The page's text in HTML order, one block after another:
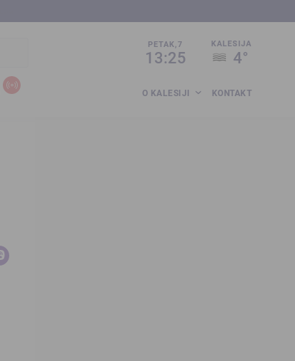
PETAK,7
13:25
KALESIJA
4°
O KALESIJI KONTAKT